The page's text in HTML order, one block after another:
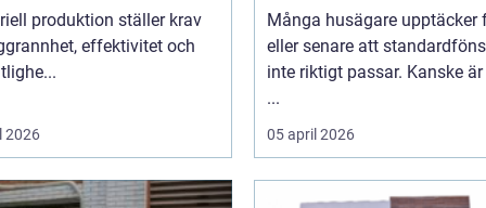
produktion ställer krav
effektivitet och
2026
Många husägare upptäcker
eller senare att
inte riktigt passar. Kanske
...
05 april 2026